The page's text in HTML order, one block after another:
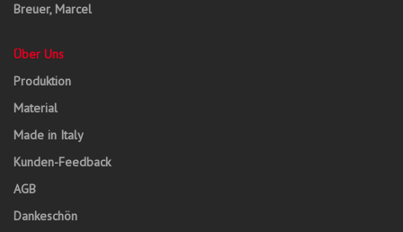
Breuer, Marcel
Über Uns
Produktion
Material
Made in Italy
Kunden-Feedback
AGB
Dankeschön